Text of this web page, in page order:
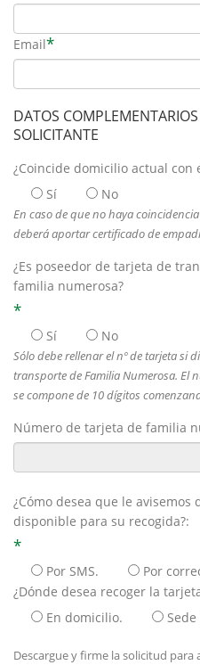
Email*
DATOS
SOLICITANTE
¿Coincide domicilio actual con
Sí No
En caso de que no haya
deberá aportar certificado de
¿Es poseedor de tarjeta de
familia numerosa?
*
Sí No
Sólo debe rellenar el nº de tarjeta si
transporte de Familia Numerosa. El
se compone de 10 dígitos
Número de tarjeta de familia
¿Cómo desea que le avisemos
disponible para su recogida?:
*
Por SMS.
Por
¿Dónde desea recoger la
En domicilio.
Descargue y firme la solicitud